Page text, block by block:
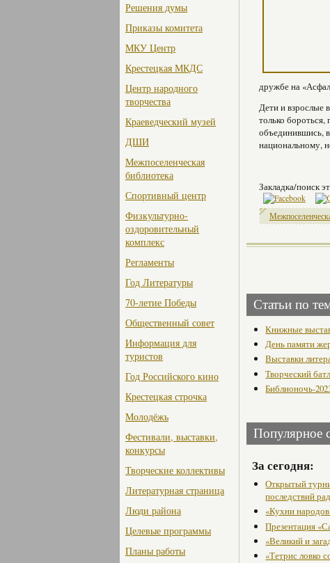
Решения думы
Приказы комитета
МКУ Центр
Крестецкая МКДС
Центр народного
творчества
Краеведческий музей
ДШИ
Межпоселенческая
библиотека
Спортивный центр
Физкультурно-
оздоровительный
комплекс
Регламенты
Год Литературы
70-летие Победы
Общественный совет
Информация для
туристов
Год Российского кино
Крестецкая строчка
Молодёжь
Фестивали, выставки,
конкурсы
Творческие коллективы
Литературная страница
Люди района
Целевые программы
Планы работы
дружбе на
Дети и взрослые
только бороться,
объединившись,
национальному,
Закладка/поиск
Статьи по
Книжные
День памяти
Выставки
Творческий
Библионочь-
Популярное
За сегодня:
Открытый
последствий
«Кухни
Презентация
«Великий и
«Тетрис ловко